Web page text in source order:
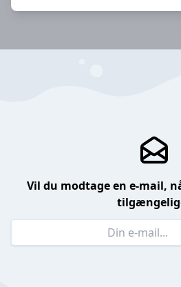
Vil du modtage en e-mail,